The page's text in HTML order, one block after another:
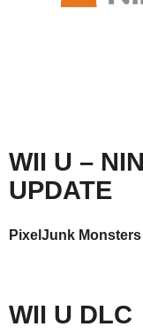
WII U –
UPDATE
PixelJunk Monsters
WII U DLC